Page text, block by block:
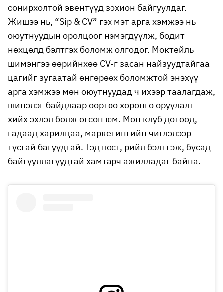
сонирхолтой эвентүүд зохион байгуулдаг.
Жишээ нь, “Sip & CV” гэх мэт арга хэмжээ нь
оюутнуудын оролцоог нэмэгдүүлж, бодит
нөхцөлд бэлтгэх боломж олгодог. Моктейль
шимэнгээ өөрийнхөө CV-г засан найзуудтайгаа
цагийг зугаатай өнгөрөөх боломжтой энэхүү
арга хэмжээ мөн оюутнуудад ч ихээр таалагдаж,
шинэлэг байдлаар өөртөө хөрөнгө оруулалт
хийх эхлэл болж өгсөн юм. Мөн клуб дотоод,
гадаад харилцаа, маркетингийн чиглэлээр
тусгай багуудтай. Тэд пост, рийл бэлтгэж, бусад
байгууллагуудтай хамтарч ажилладаг байна.